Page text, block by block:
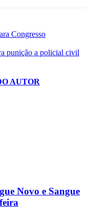
Congresso
punição a policial civil
AUTOR
Novo e Sangue